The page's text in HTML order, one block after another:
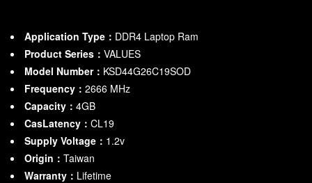
Application Type： DDR4 Laptop Ram
Product Series： VALUES
Model Number： KSD44G26C19SOD
Frequency： 2666 MHz
Capacity： 4GB
CasLatency： CL19
Supply Voltage： 1.2v
Origin： Taiwan
Warranty： Lifetime